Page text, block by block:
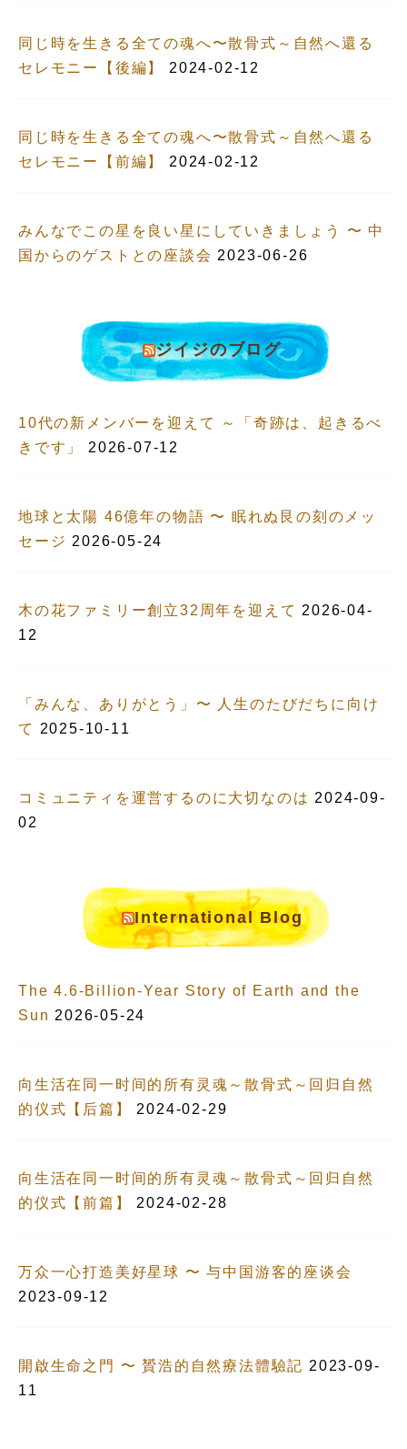
同じ時を生きる全ての魂へ〜散骨式～自然へ還る
セレモニー【後編】
2024-02-12
同じ時を生きる全ての魂へ〜散骨式～自然へ還る
セレモニー【前編】
2024-02-12
みんなでこの星を良い星にしていきましょう 〜 中
国からのゲストとの座談会 2023-06-26
ジイジのブログ
10代の新メンバーを迎えて ～「奇跡は、起きるべ
きです」
2026-07-12
地球と太陽 46億年の物語 〜 眠れぬ艮の刻のメッ
セージ 2026-05-24
木の花ファミリー創立32周年を迎えて 2026-04-
12
「みんな、ありがとう」〜 人生のたびだちに向け
て
2025-10-11
コミュニティを運営するのに大切なのは 2024-09-
02
International Blog
The 4.6-Billion-Year Story of Earth and the
Sun 2026-05-24
向生活在同一时间的所有灵魂～散骨式～回归自然
的仪式【后篇】
2024-02-29
向生活在同一时间的所有灵魂～散骨式～回归自然
的仪式【前篇】
2024-02-28
万众一心打造美好星球 〜 与中国游客的座谈会
2023-09-12
開啟生命之門 〜 贇浩的自然療法體驗記 2023-09-
11